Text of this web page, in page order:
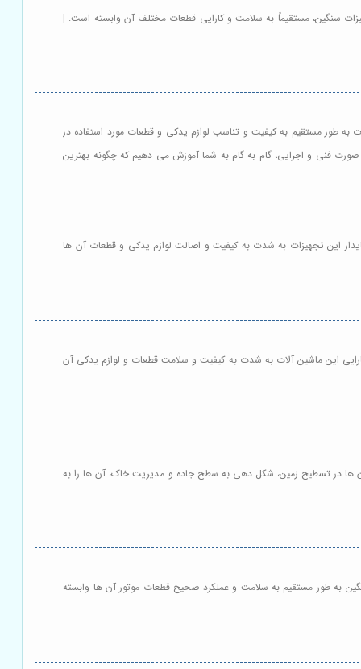
سنگین، مستقیماً به سلامت و کارایی قطعات مختلف آن وابسته است. |
به طور مستقیم به کیفیت و تناسب لوازم یدکی و قطعات مورد استفاده در
فنی و اجرایی، گام به گام به شما آموزش می دهیم که چگونه بهترین
این تجهیزات به شدت به کیفیت و اصالت لوازم یدکی و قطعات آن ها
این ماشین آلات به شدت به کیفیت و سلامت قطعات و لوازم یدکی آن
آن ها در تسطیح زمین، شکل دهی به سطح جاده و مدیریت خاک، آن ها را به
به طور مستقیم به سلامت و عملکرد صحیح قطعات موتور آن ها وابسته